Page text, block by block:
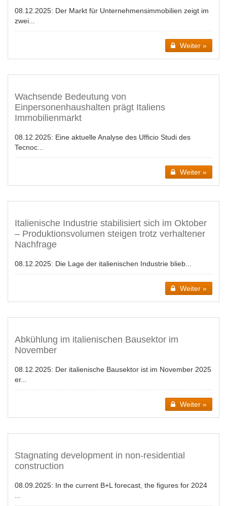
08.12.2025: Der Markt für Unternehmensimmobilien zeigt im
zwei...
Weiter »
Wachsende Bedeutung von
Einpersonenhaushalten prägt Italiens
Immobilienmarkt
08.12.2025: Eine aktuelle Analyse des Ufficio Studi des
Tecnoc...
Weiter »
Italienische Industrie stabilisiert sich im Oktober
– Produktionsvolumen steigen trotz verhaltener
Nachfrage
08.12.2025: Die Lage der italienischen Industrie blieb...
Weiter »
Abkühlung im italienischen Bausektor im
November
08.12.2025: Der italienische Bausektor ist im November 2025
er...
Weiter »
Stagnating development in non-residential
construction
08.09.2025: In the current B+L forecast, the figures for 2024
...